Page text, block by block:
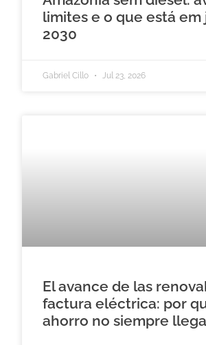
limites e o que está em
2030
Gabriel Cillo Jul 23, 2026
El avance de las
factura eléctrica: por
ahorro no siempre llega